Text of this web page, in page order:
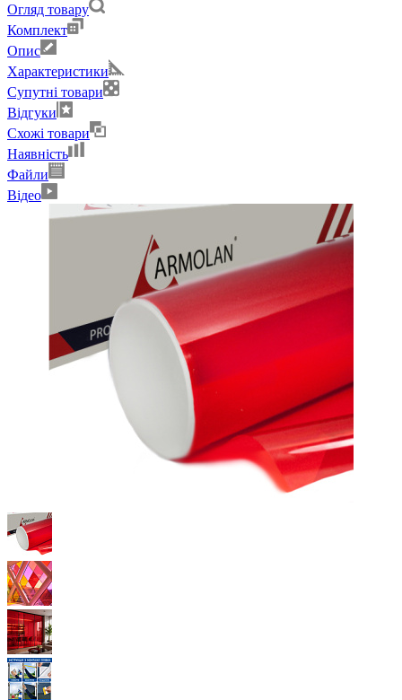
Огляд товару
Комплект
Опис
Характеристики
Супутні товари
Відгуки
Схожі товари
Наявність
Файли
Відео